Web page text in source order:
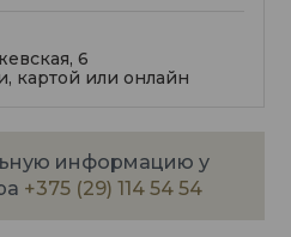
6
картой или онлайн
информацию у
+375 (29) 114 54 54